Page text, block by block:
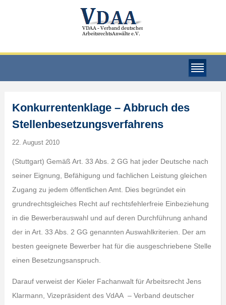
Konkurrentenklage – Abbruch des
Stellenbesetzungsverfahrens
22. August 2010
(Stuttgart) Gemäß Art. 33 Abs. 2 GG hat jeder Deutsche nach
seiner Eignung, Befähigung und fachlichen Leistung gleichen
Zugang zu jedem öffentlichen Amt. Dies begründet ein
grundrechtsgleiches Recht auf rechtsfehlerfreie Einbeziehung
in die Bewerberauswahl und auf deren Durchführung anhand
der in Art. 33 Abs. 2 GG genannten Auswahlkriterien. Der am
besten geeignete Bewerber hat für die ausgeschriebene Stelle
einen Besetzungsanspruch.
Darauf verweist der Kieler Fachanwalt für Arbeitsrecht Jens
Klarmann, Vizepräsident des VdAA – Verband deutscher